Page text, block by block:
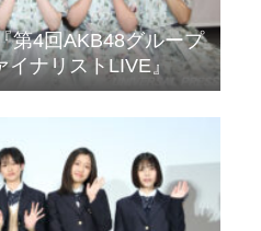
第4回AKB48グループ
ナリストLIVE』